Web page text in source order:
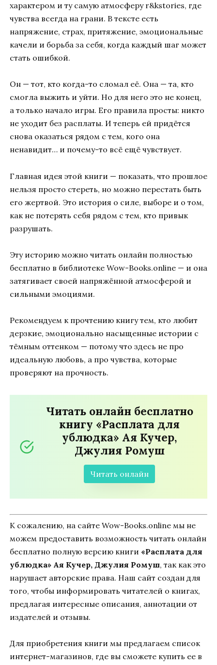
характером и ту самую атмосферу r&kstories, где
чувства всегда на грани. В тексте есть
напряжение, страх, притяжение, эмоциональные
качели и борьба за себя, когда каждый шаг может
стать ошибкой.
Он — тот, кто когда-то сломал её. Она — та, кто
смогла выжить и уйти. Но для него это не конец,
а только начало игры. Его правила просты: никто
не уходит без расплаты. И теперь ей придётся
снова оказаться рядом с тем, кого она
ненавидит… и почему-то всё ещё чувствует.
Главная идея этой книги — показать, что прошлое
нельзя просто стереть, но можно перестать быть
его жертвой. Это история о силе, выборе и о том,
как не потерять себя рядом с тем, кто привык
разрушать.
Эту историю можно читать онлайн полностью
бесплатно в библиотеке Wow-Books.online — и она
затягивает своей напряжённой атмосферой и
сильными эмоциями.
Рекомендуем к прочтению книгу тем, кто любит
дерзкие, эмоционально насыщенные истории с
тёмным оттенком — потому что здесь не про
идеальную любовь, а про чувства, которые
проверяют на прочность.
Читать онлайн бесплатно
книгу «Расплата для
ублюдка» Ая Кучер,
Джулия Ромуш
Читать онлайн
К сожалению, на сайте Wow-Books.online мы не
можем предоставить возможность читать онлайн
бесплатно полную версию книги «Расплата для
ублюдка» Ая Кучер, Джулия Ромуш, так как это
нарушает авторские права. Наш сайт создан для
того, чтобы информировать читателей о книгах,
предлагая интересные описания, аннотации от
издателей и отзывы.
Для приобретения книги мы предлагаем список
интернет-магазинов, где вы сможете купить ее в